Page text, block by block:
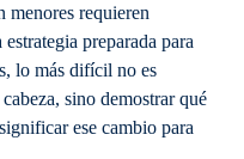
menores requieren
preparada para
lo más difícil no es
sino demostrar qué
ese cambio para